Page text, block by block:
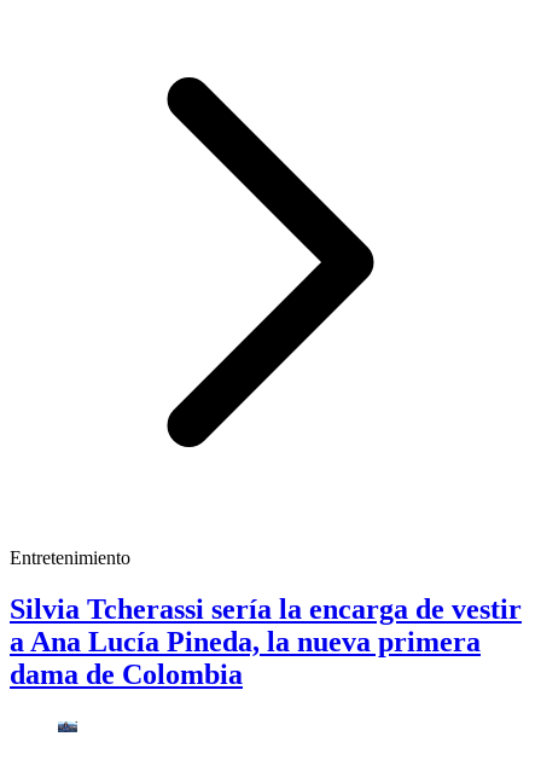
Entretenimiento
Silvia Tcherassi sería la encarga de vestir
a Ana Lucía Pineda, la nueva primera
dama de Colombia